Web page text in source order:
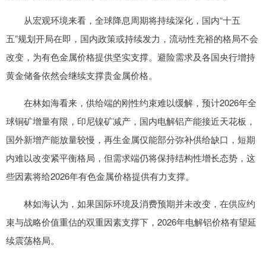
从宏观环境来看，全球降息周期将持续深化，国内“十五
五”规划开局在即，国内政策或持续发力，流动性充裕的格局不会
改变，为有色金属价格提供坚实支撑。避险需求及各国央行增持
黄金储备依然会继续支撑贵金属价格。
在林如海看来，供给端的刚性约束难以缓解，预计2026年全
球铜矿增量有限，印尼镍矿减产，国内电解铝产能接近天花板，
国外新增产能放量较慢，再生金属仅能部分弥补供给缺口，短期
内难以改变紧平衡格局，但需求端仍将保持结构性增长态势，这
些因素将给2026年有色金属价格提供有力支撑。
林如海认为，如果国际环境及消费预期并未改变，在供应约
束与战略价值重估的双重因素支撑下，2026年电解铝价格有望延
续震荡格局。